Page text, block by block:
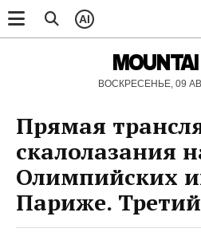
AI
ВОСКРЕСЕНЬЕ, 09
Прямая
скалолазания
Олимпийских
Париже.